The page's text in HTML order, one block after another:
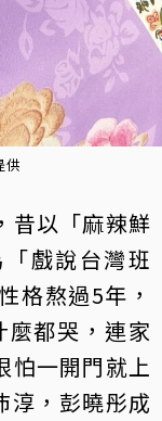
供
昔以「麻辣鮮
戲說台灣班
格熬過5年，
都哭，連家
怕一開門就上
淳，彭曉彤成